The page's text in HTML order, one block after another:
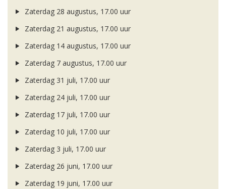
Zaterdag 28 augustus, 17.00 uur
Zaterdag 21 augustus, 17.00 uur
Zaterdag 14 augustus, 17.00 uur
Zaterdag 7 augustus, 17.00 uur
Zaterdag 31 juli, 17.00 uur
Zaterdag 24 juli, 17.00 uur
Zaterdag 17 juli, 17.00 uur
Zaterdag 10 juli, 17.00 uur
Zaterdag 3 juli, 17.00 uur
Zaterdag 26 juni, 17.00 uur
Zaterdag 19 juni, 17.00 uur